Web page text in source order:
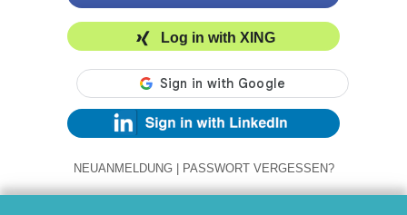
Log in with XING
NEUANMELDUNG | PASSWORT VERGESSEN?